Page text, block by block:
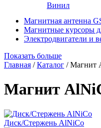
Винил
Магнитная антенна
Магнитные курсоры
Электродвигатели и
Показать больше
Главная /Каталог /
Магнит
Диск/Стержень AlNiCo